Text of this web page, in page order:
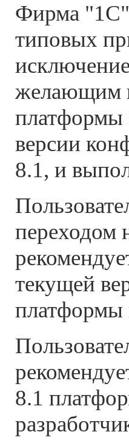
Фирма "1С"
типовых
желающим
платформы
версии
8.1, и
переходом
текущей
платформы
8.1